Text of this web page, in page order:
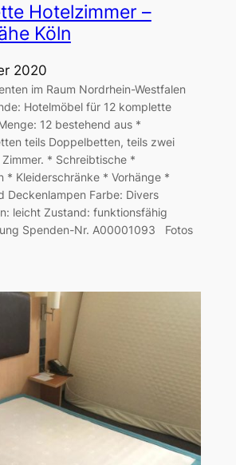
Hotelzimmer –
Köln
2020
im Raum Nordrhein-Westfalen
Hotelmöbel für 12 komplette
12 bestehend aus *
teils Doppelbetten, teils zwei
* Schreibtische *
* Kleiderschränke * Vorhänge *
Deckenlampen Farbe: Divers
leicht Zustand: funktionsfähig
Spenden-Nr. A00001093 Fotos